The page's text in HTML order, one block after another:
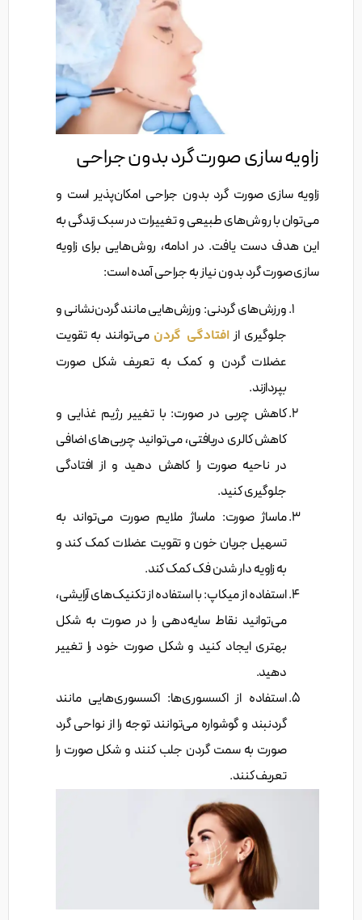
زاویه سازی صورت گرد بدون جراحی
زاویه سازی صورت گرد بدون جراحی امکان‌پذیر است و
می‌توان با روش‌های طبیعی و تغییرات در سبک زندگی به
این هدف دست یافت. در ادامه، روش‌هایی برای زاویه
سازی صورت گرد بدون نیاز به جراحی آمده است:
ورزش‌های گردنی: ورزش‌هایی مانند گردن‌نشانی و
جلوگیری ازافتادگی گردن می‌توانند به تقویت
عضلات گردن و کمک به تعریف شکل صورت
بپردازند.
کاهش چربی در صورت: با تغییر رژیم غذایی و
کاهش کالری دریافتی، می‌توانید چربی‌های اضافی
در ناحیه صورت را کاهش دهید و از افتادگی
جلوگیری کنید.
ماساژ صورت: ماساژ ملایم صورت می‌تواند به
تسهیل جریان خون و تقویت عضلات کمک کند و
به زاویه دار شدن فک کمک کند.
استفاده از میکاپ: با استفاده از تکنیک‌های آرایشی،
می‌توانید نقاط سایه‌دهی را در صورت به شکل
بهتری ایجاد کنید و شکل صورت خود را تغییر
دهید.
استفاده از اکسسوری‌ها: اکسسوری‌هایی مانند
گردنبند و گوشواره می‌توانند توجه را از نواحی گرد
صورت به سمت گردن جلب کنند و شکل صورت را
تعریف کنند.